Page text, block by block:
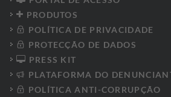
PRODUTOS
POLÍTICA DE PRIVACIDADE
PROTECÇÃO DE DADOS
PRESS KIT
PLATAFORMA DO
POLÍTICA ANTI-CORRUPÇÃO